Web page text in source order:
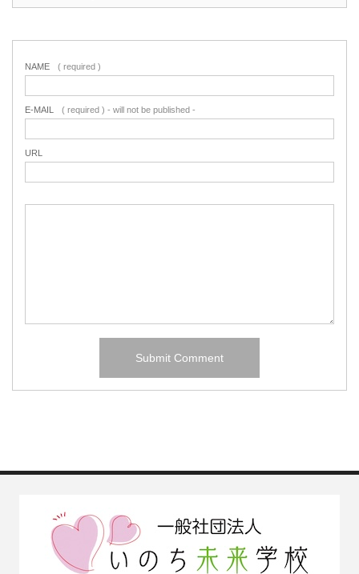
NAME ( required )
E-MAIL ( required ) - will not be published -
URL